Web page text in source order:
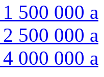
1 500 000 a
2 500 000 a
4 000 000 a